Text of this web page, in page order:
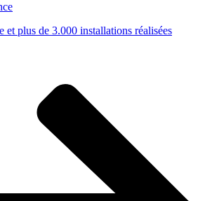
et plus de 3.000 installations réalisées